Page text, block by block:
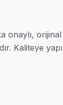
onaylı,
Kaliteye